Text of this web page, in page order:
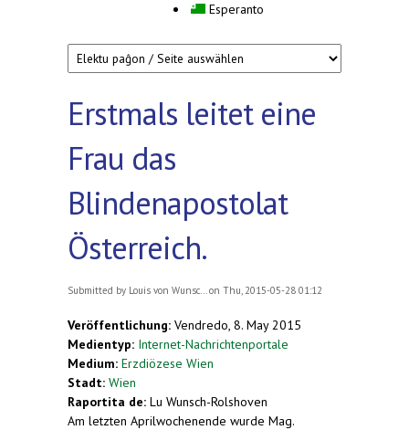
Esperanto
Erstmals leitet eine
Frau das
Blindenapostolat
Österreich.
Submitted by Louis von Wunsc... on Thu, 2015-05-28 01:12
Veröffentlichung: Vendredo, 8. May 2015
Medientyp: Internet-Nachrichtenportale
Medium: Erzdiözese Wien
Stadt: Wien
Raportita de: Lu Wunsch-Rolshoven
Am letzten Aprilwochenende wurde Mag.